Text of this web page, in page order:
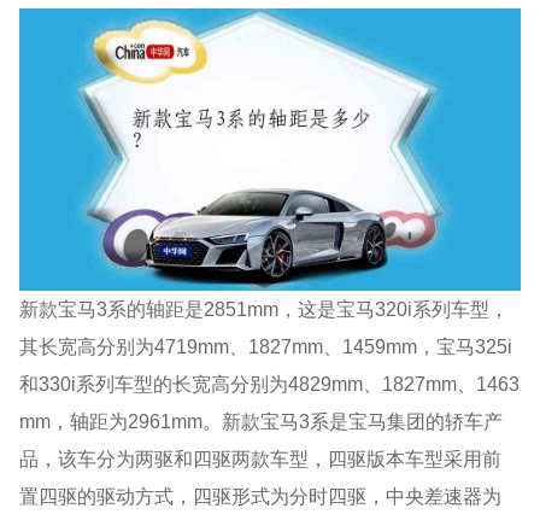
新款宝马3系的轴距是2851mm，这是宝马320i系列车型，
其长宽高分别为4719mm、1827mm、1459mm，宝马325i
和330i系列车型的长宽高分别为4829mm、1827mm、1463
mm，轴距为2961mm。新款宝马3系是宝马集团的轿车产
品，该车分为两驱和四驱两款车型，四驱版本车型采用前
置四驱的驱动方式，四驱形式为分时四驱，中央差速器为